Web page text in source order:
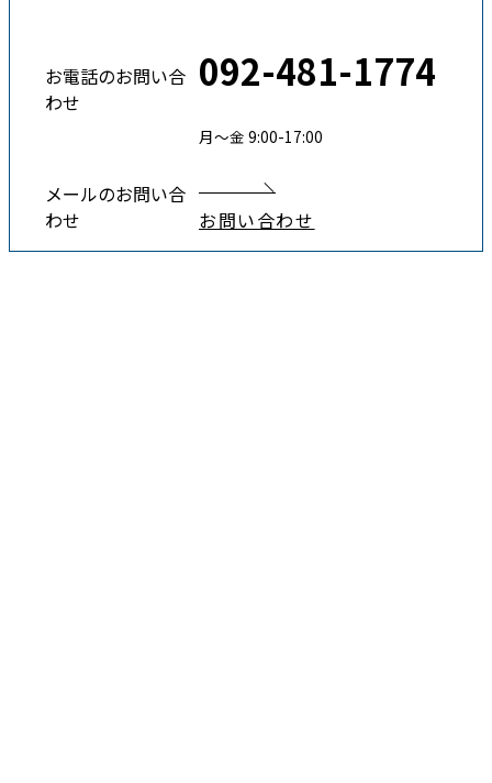
お電話のお問い合
わせ
092-481-1774
月〜金 9:00-17:00
メールのお問い合
わせ
お問い合わせ